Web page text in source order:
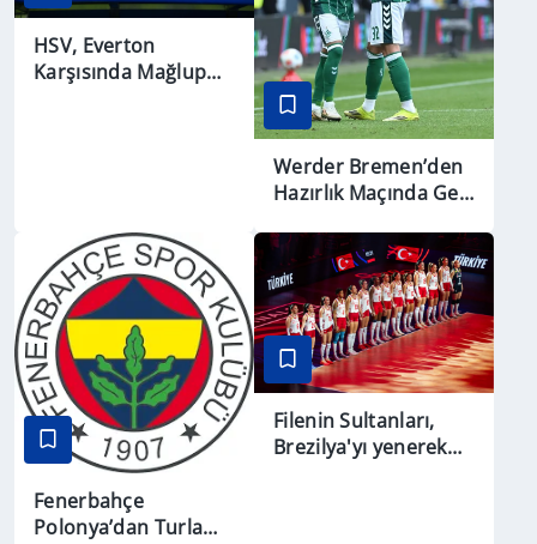
HSV, Everton
Karşısında Mağlup
Werder Bremen’den
Hazırlık Maçında Geri
Fenerbahçe
Polonya’dan Turla
Filenin Sultanları,
Brezilya'yı yenerek